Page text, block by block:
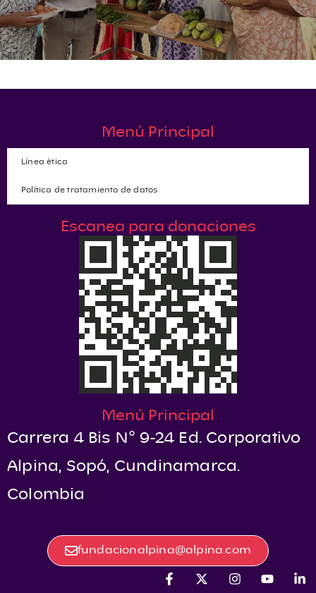
Menú Principal
Línea ética
Política de tratamiento de datos
Escanea para donaciones
Menú Principal
Carrera 4 Bis N° 9-24 Ed. Corporativo
Alpina, Sopó, Cundinamarca.
Colombia
fundacionalpina@alpina.com